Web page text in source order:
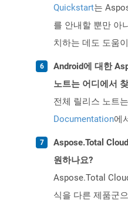
Quickstart는
를 안내할 뿐만 아
치하는 데도 도움
Android에 대한
노트는 어디에서
전체 릴리스 노트는
Documentation에
Aspose.Total
원하나요?
Aspose.Total
식을 다른 제품군으